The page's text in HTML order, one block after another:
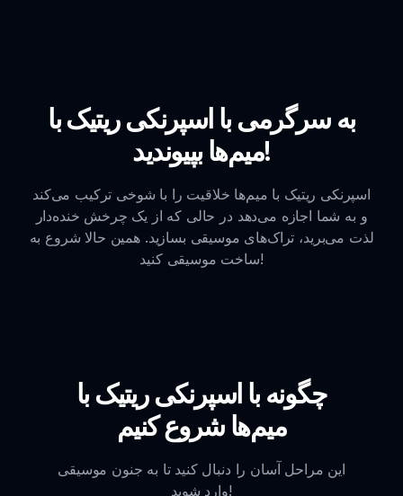
به سرگرمی با اسپرنکی ریتیک با
میم‌ها بپیوندید!
اسپرنکی ریتیک با میم‌ها خلاقیت را با شوخی ترکیب می‌کند
و به شما اجازه می‌دهد در حالی که از یک چرخش خنده‌دار
لذت می‌برید، تراک‌های موسیقی بسازید. همین حالا شروع به
ساخت موسیقی کنید!
چگونه با اسپرنکی ریتیک با
میم‌ها شروع کنیم
این مراحل آسان را دنبال کنید تا به جنون موسیقی
وارد شوید!